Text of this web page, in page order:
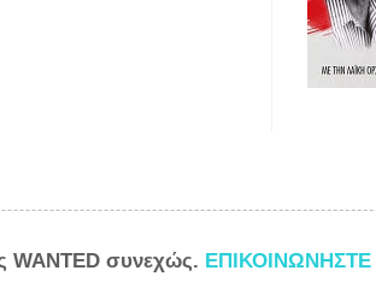
WANTED συνεχώς. ΕΠΙΚΟΙΝΩΝΗΣΤΕ